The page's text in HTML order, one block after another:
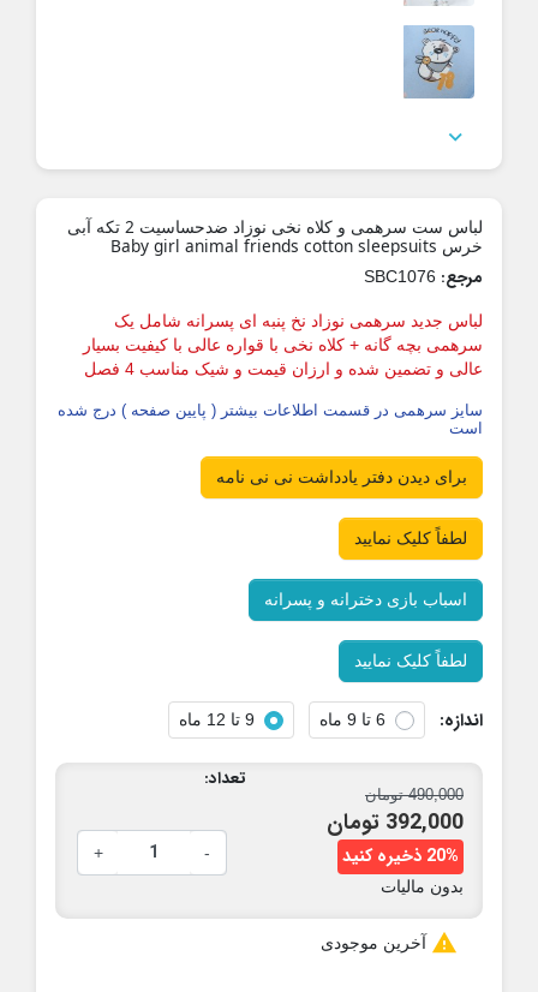

لباس ست سرهمی و کلاه نخی نوزاد ضدحساسیت 2 تکه آبی
خرس Baby girl animal friends cotton sleepsuits
مرجع:
لباس جدید سرهمی نوزاد نخ پنبه ای پسرانه شامل یک
سرهمی بچه گانه + کلاه نخی با قواره عالی با کیفیت بسیار
عالی و تضمین شده و ارزان قیمت و شیک مناسب 4 فصل
سایز سرهمی در قسمت اطلاعات بیشتر ( پایین صفحه ) درج شده
است
برای دیدن دفتر یادداشت نی نی نامه
لطفاً کلیک نمایید
اسباب بازی دخترانه و پسرانه
لطفاً کلیک نمایید
اندازه: 6 تا 9 ماه 9 تا 12 ماه
490,000 تومان
392,000 تومان
20% ذخیره کنید
بدون مالیات
تعداد:
-
+
 آخرین موجودی